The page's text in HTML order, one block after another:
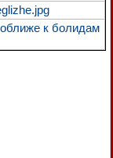
к болидам